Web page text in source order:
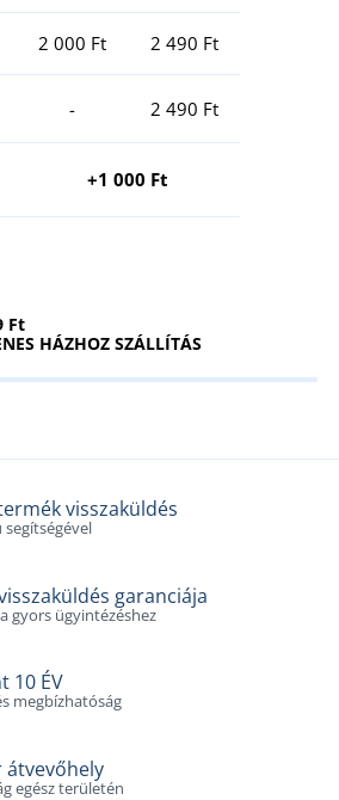
2 000 Ft 2 490 Ft
- 2 490 Ft
+1 000 Ft
Ft
HÁZHOZ SZÁLLÍTÁS
visszaküldés
segítségével
garanciája
gyors ügyintézéshez
10 ÉV
megbízhatóság
átvevőhely
egész területén